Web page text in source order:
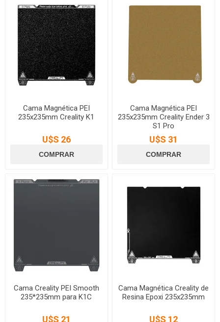
Cama Magnética PEI
235x235mm Creality K1
U$S 26
Cama Magnética PEI
235x235mm Creality Ender 3
S1 Pro
U$S 31
Cama Creality PEI Smooth
235*235mm para K1C
U$S 21
Cama Magnética Creality de
Resina Epoxi 235x235mm
U$S 12